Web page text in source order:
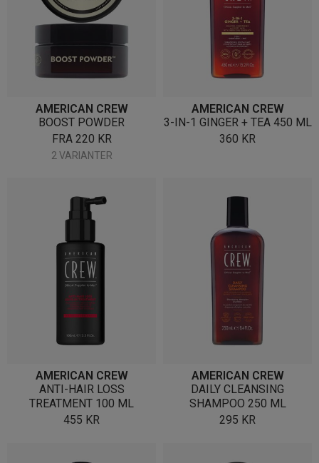
AMERICAN CREW
BOOST POWDER
FRA 220 KR
2 VARIANTER
AMERICAN CREW
3-IN-1 GINGER + TEA 450 ML
360 KR
AMERICAN CREW
ANTI-HAIR LOSS
TREATMENT 100 ML
455 KR
AMERICAN CREW
DAILY CLEANSING
SHAMPOO 250 ML
295 KR